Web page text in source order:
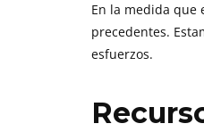
En la medida que
precedentes.
esfuerzos.